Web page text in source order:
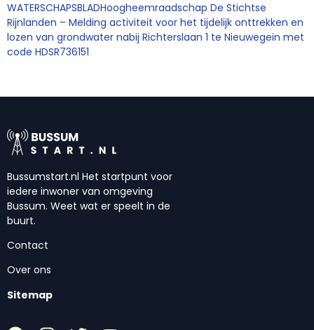
WATERSCHAPSBLADHoogheemraadschap De Stichtse
Rijnlanden – Melding activiteit voor het tijdelijk onttrekken en
lozen van grondwater nabij Richterslaan 1 te Nieuwegein met
code HDSR736151
Bussumstart.nl Het startpunt voor
iedere inwoner van omgeving
Bussum. Weet wat er speelt in de
buurt.
Contact
Over ons
Sitemap